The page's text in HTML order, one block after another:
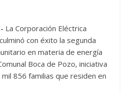
La Corporación Eléctrica
con éxito la segunda
en materia de energía
Boca de Pozo, iniciativa
856 familias que residen en